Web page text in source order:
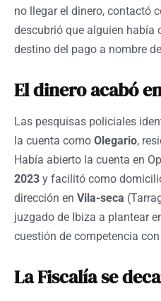
no llegar el dinero, contactó
descubrió que alguien había
destino del pago a nombre
El dinero acabó
Las pesquisas policiales
la cuenta como Olegario,
Había abierto la cuenta en
2023 y facilitó como
dirección en Vila-seca
juzgado de Ibiza a plantear
cuestión de competencia
La Fiscalía se